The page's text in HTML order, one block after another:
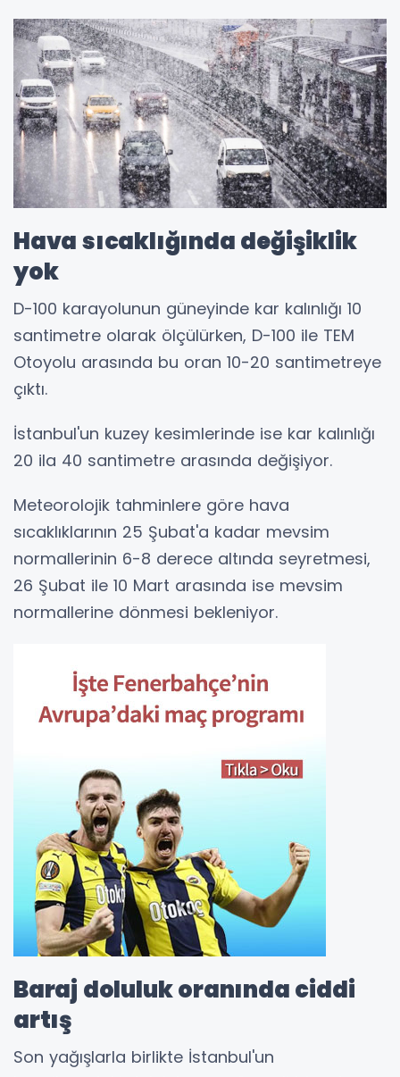
Hava sıcaklığında değişiklik
yok
D-100 karayolunun güneyinde kar kalınlığı 10
santimetre olarak ölçülürken, D-100 ile TEM
Otoyolu arasında bu oran 10-20 santimetreye
çıktı.
İstanbul'un kuzey kesimlerinde ise kar kalınlığı
20 ila 40 santimetre arasında değişiyor.
Meteorolojik tahminlere göre hava
sıcaklıklarının 25 Şubat'a kadar mevsim
normallerinin 6-8 derece altında seyretmesi,
26 Şubat ile 10 Mart arasında ise mevsim
normallerine dönmesi bekleniyor.
Baraj doluluk oranında ciddi
artış
Son yağışlarla birlikte İstanbul'un